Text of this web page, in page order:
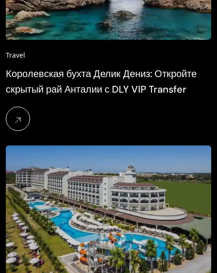
Travel
Королевская бухта Делик Дениз: Откройте
скрытый рай Анталии с DLY VIP Transfer